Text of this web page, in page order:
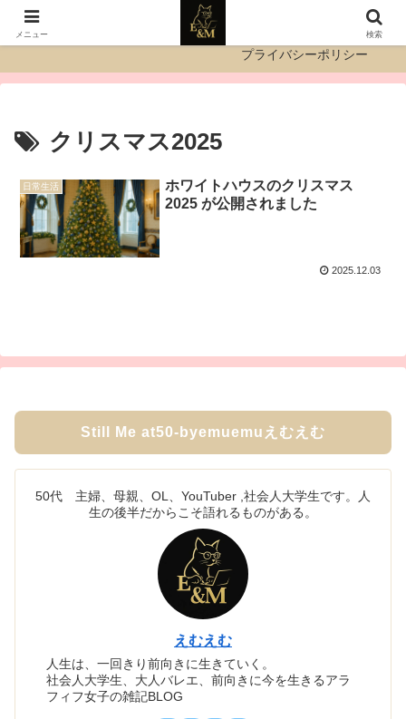
プライバシーポリシー
クリスマス2025
日常生活
ホワイトハウスのクリスマス
2025 が公開されました
2025.12.03
Still Me at50-byemuemuえむえむ
50代 主婦、母親、OL、YouTuber ,社会人大学生です。人
生の後半だからこそ語れるものがある。
えむえむ
人生は、一回きり前向きに生きていく。
社会人大学生、大人バレエ、前向きに今を生きるアラ
フィフ女子の雑記BLOG
メニュー 検索